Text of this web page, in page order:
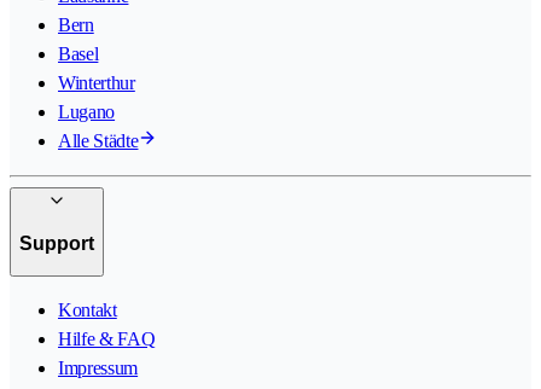
Bern
Basel
Winterthur
Lugano
Alle Städte
Support
Kontakt
Hilfe & FAQ
Impressum